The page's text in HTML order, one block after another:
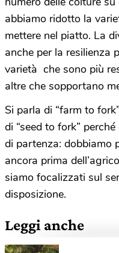
abbiamo ridotto la
mettere nel piatto. La
anche per la resilienza
varietà che sono più
altre che sopportano
Si parla di “farm to
di “seed to fork”
di partenza: dobbiamo
ancora prima
siamo focalizzati sul
disposizione.
Leggi anche